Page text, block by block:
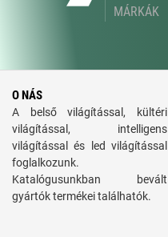
MÁRKÁK
O NÁS
A belső világítással, kültéri
világítással, intelligens
világítással és led világítással
foglalkozunk.
Katalógusunkban bevált
gyártók termékei találhatók.